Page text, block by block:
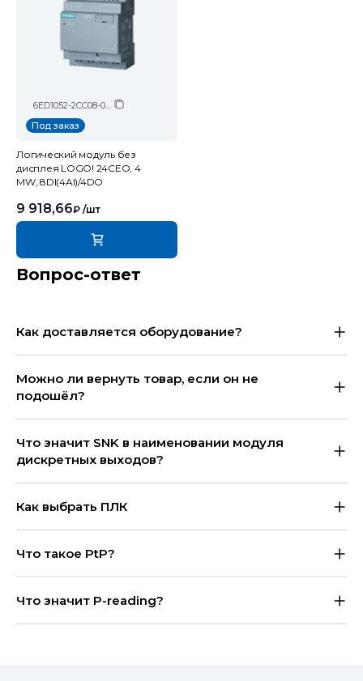
6ED1052-2CC08-0BA2
Под заказ
Логический модуль без
дисплея LOGO! 24CEO, 4
MW, 8DI(4AI)/4DO
9 918,66₽ /шт
Вопрос-ответ
Как доставляется оборудование?
Можно ли вернуть товар, если он не
подошёл?
Что значит SNK в наименовании модуля
дискретных выходов?
Как выбрать ПЛК
Что такое PtP?
Что значит P-reading?